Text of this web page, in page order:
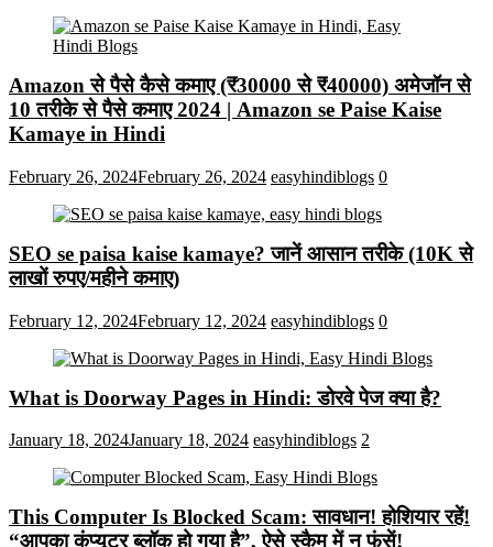
Amazon से पैसे कैसे कमाए (₹30000 से ₹40000) अमेजॉन से
10 तरीके से पैसे कमाए 2024 | Amazon se Paise Kaise
Kamaye in Hindi
February 26, 2024February 26, 2024 easyhindiblogs 0
SEO se paisa kaise kamaye? जानें आसान तरीके (10K से
लाखों रुपए/महीने कमाए)
February 12, 2024February 12, 2024 easyhindiblogs 0
What is Doorway Pages in Hindi: डोरवे पेज क्या है?
January 18, 2024January 18, 2024 easyhindiblogs 2
This Computer Is Blocked Scam: सावधान! होशियार रहें!
“आपका कंप्यूटर ब्लॉक हो गया है”, ऐसे स्कैम में न फंसें!